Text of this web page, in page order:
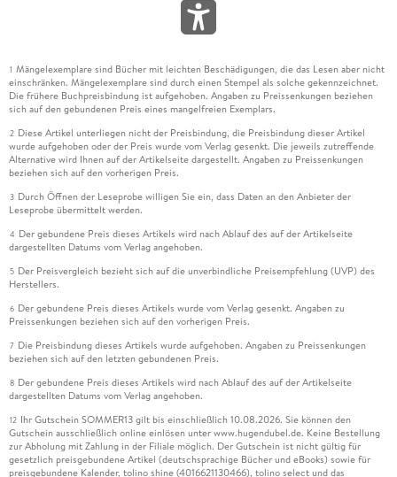
1 Mängelexemplare sind Bücher mit leichten Beschädigungen, die das Lesen aber nicht
einschränken. Mängelexemplare sind durch einen Stempel als solche gekennzeichnet.
Die frühere Buchpreisbindung ist aufgehoben. Angaben zu Preissenkungen beziehen
sich auf den gebundenen Preis eines mangelfreien Exemplars.
2 Diese Artikel unterliegen nicht der Preisbindung, die Preisbindung dieser Artikel
wurde aufgehoben oder der Preis wurde vom Verlag gesenkt. Die jeweils zutreffende
Alternative wird Ihnen auf der Artikelseite dargestellt. Angaben zu Preissenkungen
beziehen sich auf den vorherigen Preis.
3 Durch Öffnen der Leseprobe willigen Sie ein, dass Daten an den Anbieter der
Leseprobe übermittelt werden.
4 Der gebundene Preis dieses Artikels wird nach Ablauf des auf der Artikelseite
dargestellten Datums vom Verlag angehoben.
5 Der Preisvergleich bezieht sich auf die unverbindliche Preisempfehlung (UVP) des
Herstellers.
6 Der gebundene Preis dieses Artikels wurde vom Verlag gesenkt. Angaben zu
Preissenkungen beziehen sich auf den vorherigen Preis.
7 Die Preisbindung dieses Artikels wurde aufgehoben. Angaben zu Preissenkungen
beziehen sich auf den letzten gebundenen Preis.
8 Der gebundene Preis dieses Artikels wird nach Ablauf des auf der Artikelseite
dargestellten Datums vom Verlag angehoben.
12 Ihr Gutschein SOMMER13 gilt bis einschließlich 10.08.2026. Sie können den
Gutschein ausschließlich online einlösen unter www.hugendubel.de. Keine Bestellung
zur Abholung mit Zahlung in der Filiale möglich. Der Gutschein ist nicht gültig für
gesetzlich preisgebundene Artikel (deutschsprachige Bücher und eBooks) sowie für
preisgebundene Kalender, tolino shine (4016621130466), tolino select und das